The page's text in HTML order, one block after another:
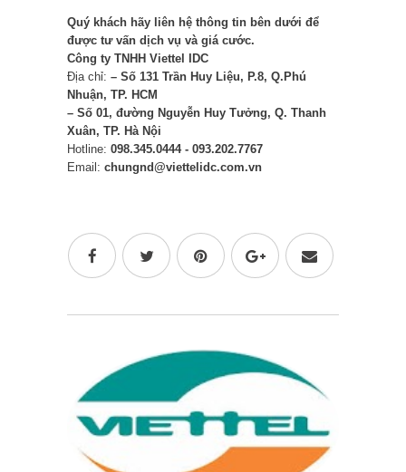
Quý khách hãy liên hệ thông tin bên dưới để
được tư vấn dịch vụ và giá cước.
Công ty TNHH Viettel IDC
Địa chỉ: – Số 131 Trần Huy Liệu, P.8, Q.Phú
Nhuận, TP. HCM
– Số 01, đường Nguyễn Huy Tưởng, Q. Thanh
Xuân, TP. Hà Nội
Hotline: 098.345.0444 - 093.202.7767
Email: chungnd@viettelidc.com.vn